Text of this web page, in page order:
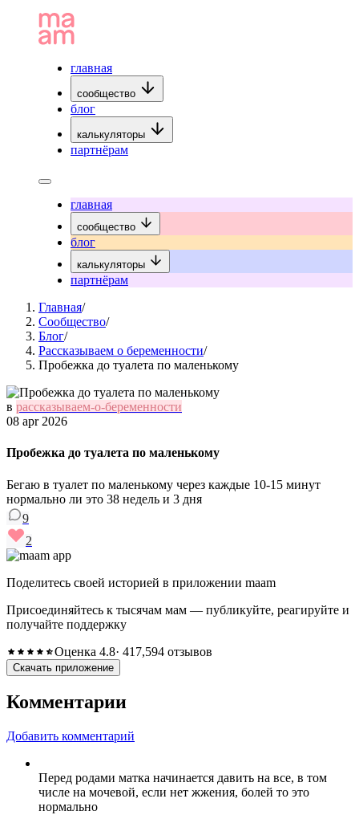
главная
сообщество
блог
калькуляторы
партнёрам
главная
сообщество
блог
калькуляторы
партнёрам
Главная/
Сообщество/
Блог/
Рассказываем о беременности/
Пробежка до туалета по маленькому
в рассказываем-о-беременности
08 apr 2026
Пробежка до туалета по маленькому
Бегаю в туалет по маленькому через каждые 10-15 минут
нормально ли это 38 недель и 3 дня
9
2
Поделитесь своей историей в приложении maam
Присоединяйтесь к тысячам мам — публикуйте, реагируйте и
получайте поддержку
Оценка 4.8· 417,594 отзывов
Скачать приложение
Комментарии
Добавить комментарий
Перед родами матка начинается давить на все, в том
числе на мочевой, если нет жжения, болей то это
нормально